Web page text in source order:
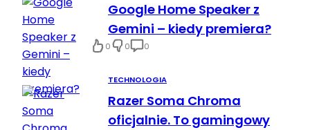
Google Home Speaker z
Gemini – kiedy premiera?
0 0 0
TECHNOLOGIA
Razer Soma Chroma
oficjalnie. To gamingowy